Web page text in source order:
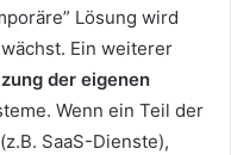
Lösung wird
Ein weiterer
der eigenen
Wenn ein Teil der
SaaS-Dienste),